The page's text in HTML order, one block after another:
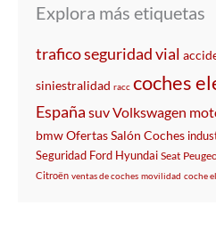
Explora más etiquetas
traficoseguridad vial
siniestralidad racc coches
España suvVolkswagen
bmwOfertasSalón Coches
Seguridad Ford Hyundai Seat
Citroën ventas de coches movilidad coche